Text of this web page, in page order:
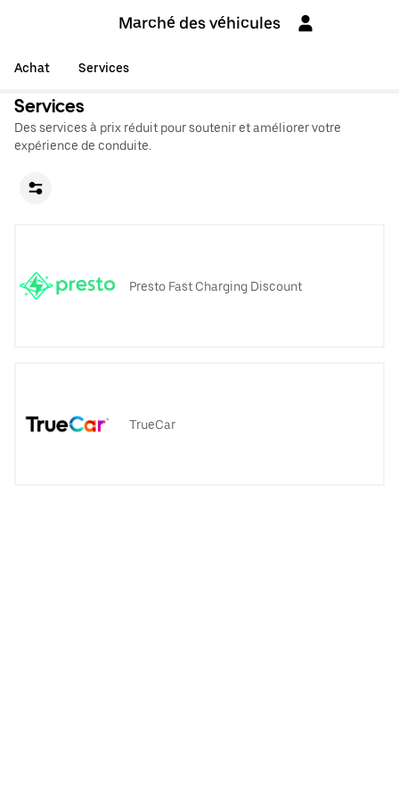
Marché des véhicules
Achat Services
Services
Des services à prix réduit pour soutenir et améliorer votre
expérience de conduite.
Presto Fast Charging Discount
TrueCar